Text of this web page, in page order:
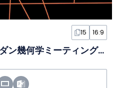
15 16:9
ブラック×オレンジのモダン幾何学ミーティングアジェンダスライド